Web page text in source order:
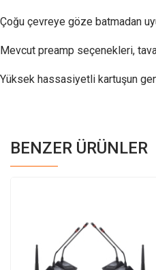
Çoğu çevreye göze batmadan
Mevcut preamp seçenekleri,
Yüksek hassasiyetli kartuşun
BENZER ÜRÜNLER